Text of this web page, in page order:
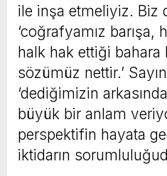
ile inşa etmeliyiz. Biz
‘coğrafyamız barışa,
halk hak ettiği
sözümüz nettir.’
‘dediğimizin
büyük bir anlam
perspektifin hayata
iktidarın